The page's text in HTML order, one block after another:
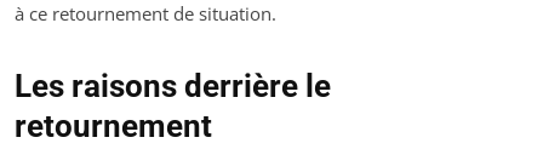
à ce retournement de situation.
Les raisons derrière le
retournement